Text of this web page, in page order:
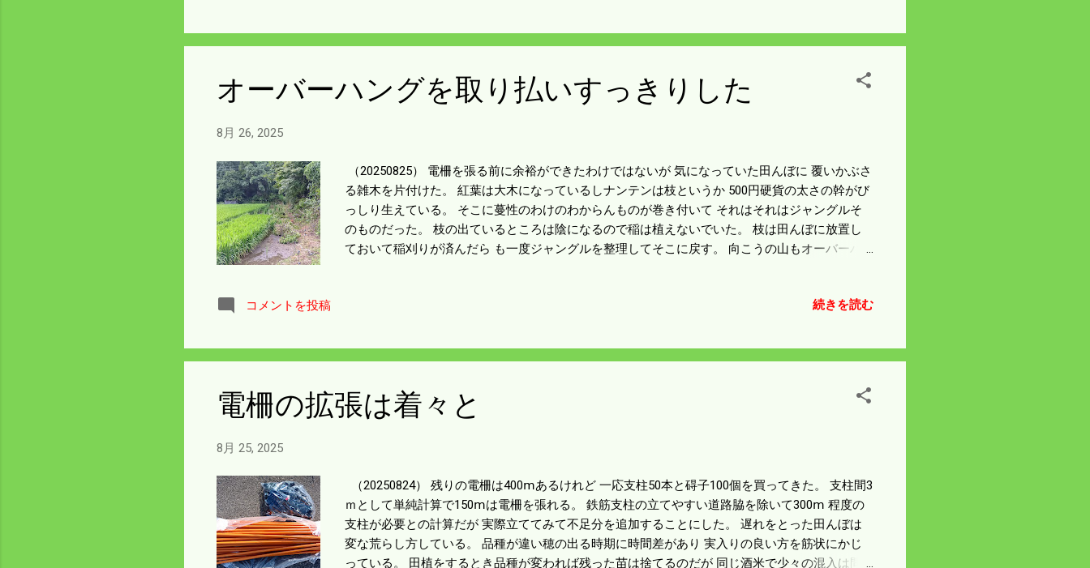
オーバーハングを取り払いすっきりした
8月 26, 2025
（20250825） 電柵を張る前に余裕ができたわけではないが 気になっていた田んぼに 覆いかぶさ
る雑木を片付けた。 紅葉は大木になっているしナンテンは枝というか 500円硬貨の太さの幹がび
っしり生えている。 そこに蔓性のわけのわからんものが巻き付いて それはそれはジャングルそ
のものだった。 枝の出ているところは陰になるので稲は植えないでいた。 枝は田んぼに放置し
ておいて稲刈りが済んだら も一度ジャングルを整理してそこに戻す。 向こうの山もオーバーハ
としたら土砂降りになった。 電柵をしても入ってくるイノシシには 電気ショックがよく伝わる
が柵線下の草が伸びてきた。 草が柵線に当たればアースして効果がなくなる。 明日は草刈をし
てあるく。 距離にして何㎞あるんだろう。 考えると気分が悪くなる。 即行動を起こそう。
コメントを投稿 続きを読む
電柵の拡張は着々と
8月 25, 2025
（20250824） 残りの電柵は400ⅿあるけれど 一応支柱50本と碍子100個を買ってきた。 支柱間3
ｍとして単純計算で150ⅿは電柵を張れる。 鉄筋支柱の立てやすい道路脇を除いて300ⅿ 程度の
支柱が必要との計算だが 実際立ててみて不足分を追加することにした。 遅れをとった田んぼは
変な荒らし方している。 品種が違い穂の出る時期に時間差があり 実入りの良い方を筋状にかじ
っている。 田植をするとき品種が変われば残った苗は捨てるのだが 同じ酒米で少々の混入は問